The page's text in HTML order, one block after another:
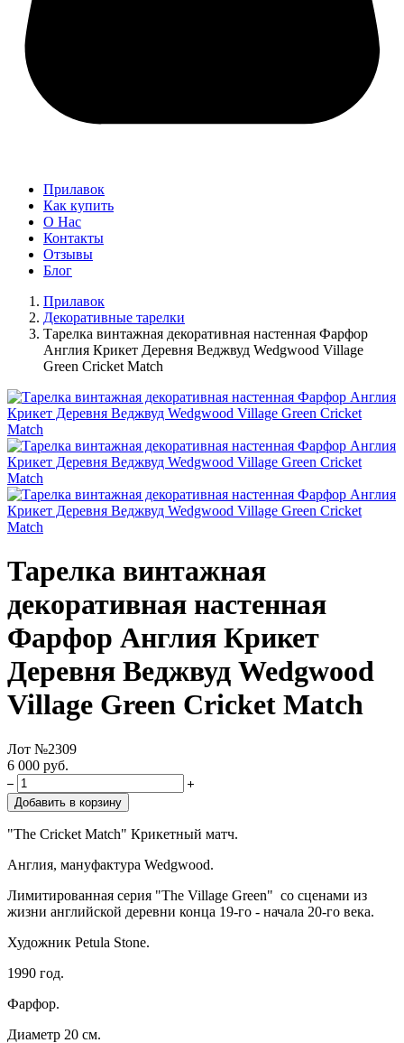
Прилавок
Как купить
О Нас
Контакты
Отзывы
Блог
Прилавок
Декоративные тарелки
Тарелка винтажная декоративная настенная Фарфор
Англия Крикет Деревня Веджвуд Wedgwood Village
Green Cricket Match
Тарелка винтажная
декоративная настенная
Фарфор Англия Крикет
Деревня Веджвуд Wedgwood
Village Green Cricket Match
Лот №2309
6 000 руб.
Добавить в корзину
"The Cricket Match" Крикетный матч.
Англия, мануфактура Wedgwood.
Лимитированная серия "The Village Green" со сценами из
жизни английской деревни конца 19-го - начала 20-го века.
Художник Petula Stone.
1990 год.
Фарфор.
Диаметр 20 см.